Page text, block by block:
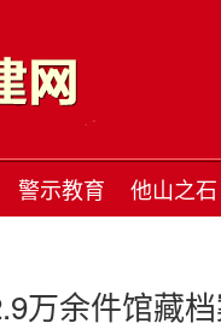
警示教育 他山之石
万余件馆藏